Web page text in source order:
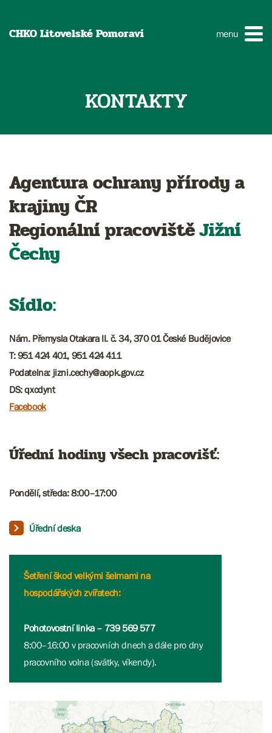
CHKO Litovelské Pomoraví menu
KONTAKTY
Agentura ochrany přírody a
krajiny ČR
Regionální pracovištěJižní
Čechy
Sídlo:
Nám. Přemysla Otakara II. č. 34, 370 01 České Budějovice
T: 951 424 401, 951 424 411
Podatelna: jizni.cechy@aopk.gov.cz
DS: qxcdynt
Facebook
Úřední hodiny všech pracovišť:
Pondělí, středa: 8:00–17:00​​​​
Úřední deska
Šetření škod velkými šelmami na
hospodářských zvířatech:
Pohotovostní linka – 739 569 577
8:00–16:00 v pracovních dnech a dále pro dny
pracovního volna (svátky, víkendy).